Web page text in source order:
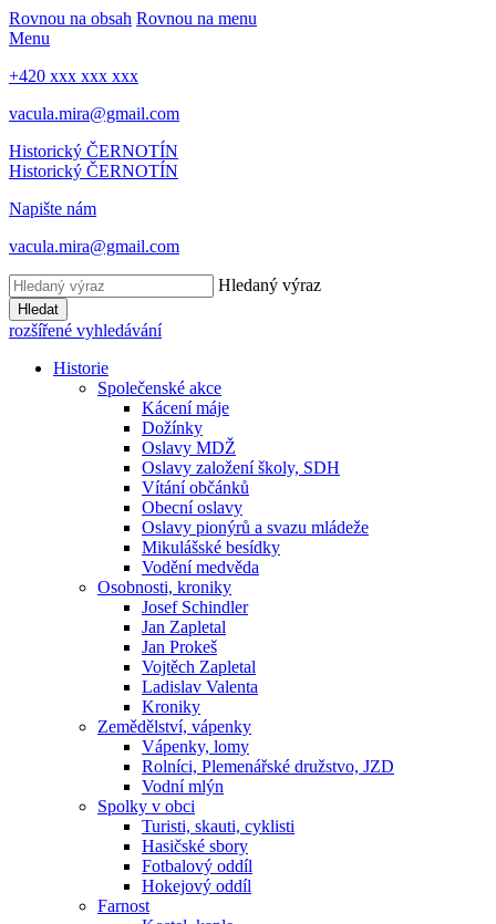
Rovnou na obsah Rovnou na menu
Menu
+420 xxx xxx xxx
vacula.mira@gmail.com
Historický ČERNOTÍN
Historický ČERNOTÍN
Napište nám
vacula.mira@gmail.com
Hledaný výraz
Hledat
rozšířené vyhledávání
Historie
Společenské akce
Kácení máje
Dožínky
Oslavy MDŽ
Oslavy založení školy, SDH
Vítání občánků
Obecní oslavy
Oslavy pionýrů a svazu mládeže
Mikulášské besídky
Vodění medvěda
Osobnosti, kroniky
Josef Schindler
Jan Zapletal
Jan Prokeš
Vojtěch Zapletal
Ladislav Valenta
Kroniky
Zemědělství, vápenky
Vápenky, lomy
Rolníci, Plemenářské družstvo, JZD
Vodní mlýn
Spolky v obci
Turisti, skauti, cyklisti
Hasičské sbory
Fotbalový oddíl
Hokejový oddíl
Farnost